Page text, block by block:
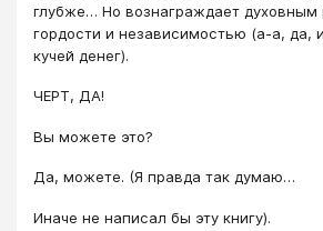
глубже… Но вознаграждает духовным
гордости и независимостью (а-а, да,
кучей денег).
ЧЕРТ, ДА!
Вы можете это?
Да, можете. (Я правда так думаю…
Иначе не написал бы эту книгу).